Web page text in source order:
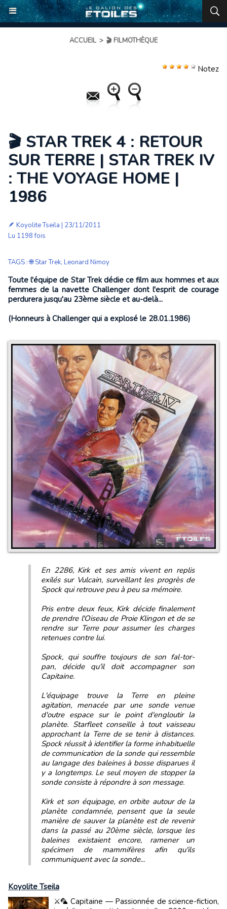
ACCUEIL > 🎬 FILMOTHÈQUE
Notez
🎬 STAR TREK 4 : RETOUR
SUR TERRE | STAR TREK IV
: THE VOYAGE HOME |
1986
🪶 Koyolite Tseila | 23/11/2011
Lu 1198 fois
TAGS :🌐 Star Trek, Leonard Nimoy
Toute l'équipe de Star Trek dédie ce film aux hommes et aux
femmes de la navette Challenger dont l'esprit de courage
perdurera jusqu'au 23ème siècle et au-delà...
(Honneurs à Challenger qui a explosé le 28.01.1986)
En 2286, Kirk et ses amis vivent en replis
exilés sur Vulcain, surveillant les progrès de
Spock qui retrouve peu à peu sa mémoire.
Pris entre deux feux, Kirk décide finalement
de prendre l'Oiseau de Proie Klingon et de se
rendre sur Terre pour assumer les charges
retenues contre lui.
Spock, qui souffre toujours de son fal-tor-
pan, décide qu'il doit accompagner son
Capitaine.
L'équipage trouve la Terre en pleine
agitation, menacée par une sonde venue
d'outre espace sur le point d'engloutir la
planète. Starfleet conseille à tout vaisseau
approchant la Terre de se tenir à distances.
Spock réussit à identifier la forme inhabituelle
de communication de la sonde qui ressemble
au langage des baleines à bosse disparues il
y a longtemps. Le seul moyen de stopper la
sonde consiste à répondre à son message.
Kirk et son équipage, en orbite autour de la
planète condamnée, pensent que la seule
manière de sauver la planète est de revenir
dans la passé au 20ème siècle, lorsque les
baleines existaient encore, ramener un
spécimen de mammifères afin qu'ils
communiquent avec la sonde...
Koyolite Tseila
⚔️🦜 Capitaine — Passionnée de science-fiction,